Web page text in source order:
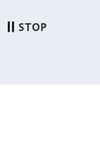
次のスライドを表
STOP